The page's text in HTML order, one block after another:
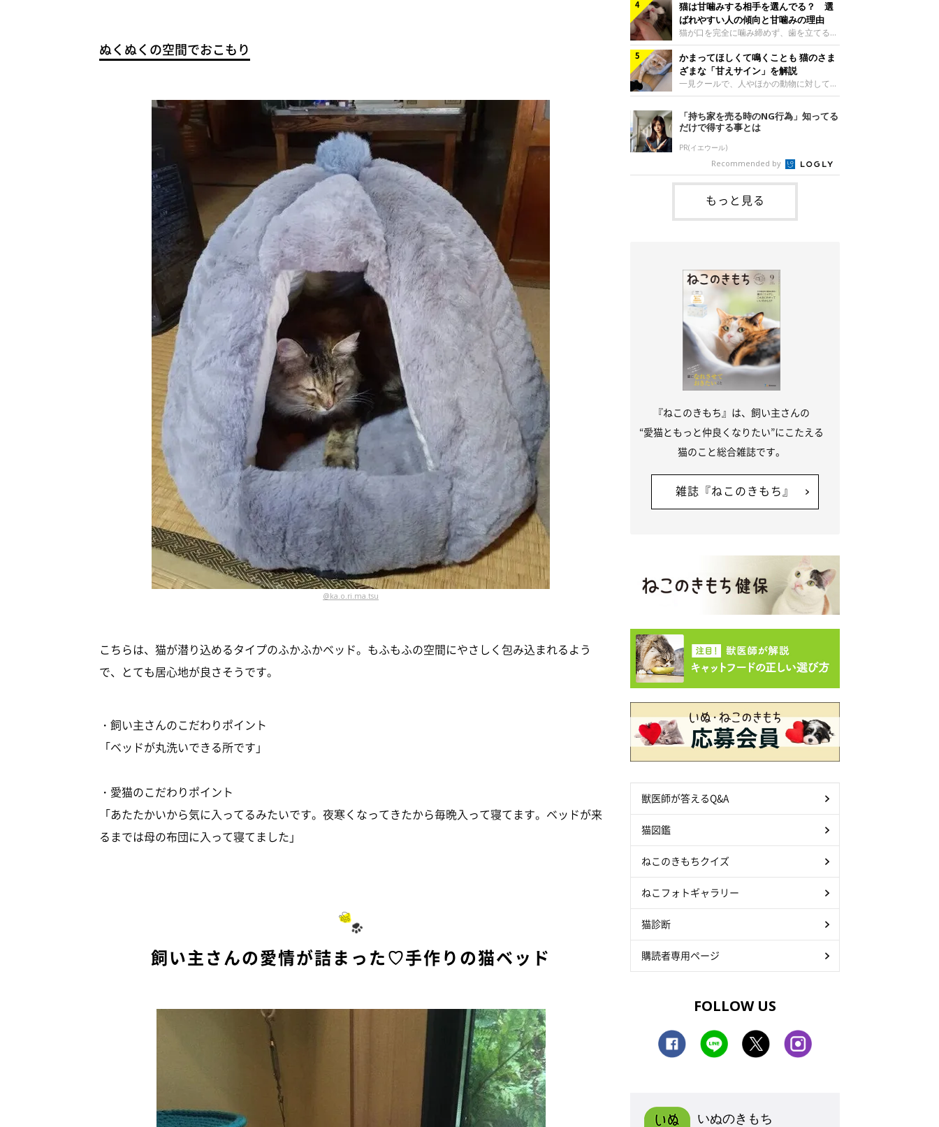
ぬくぬくの空間でおこもり
@ka.o.ri.ma.tsu
こちらは、猫が潜り込めるタイプのふかふかベッド。もふもふの空間にやさしく包み込まれるよう
で、とても居心地が良さそうです。
・飼い主さんのこだわりポイント
「ベッドが丸洗いできる所です」
・愛猫のこだわりポイント
「あたたかいから気に入ってるみたいです。夜寒くなってきたから毎晩入って寝てます。ベッドが来
るまでは母の布団に入って寝てました」
飼い主さんの愛情が詰まった♡手作りの猫ベッド
ルの高さは、猫が飲むときに頭が胃より下
にならないように設定すると飲みやすいで
しょう。首を深く折り曲げずに済むため、
関節や食道への負
などについて、ねこのきもち獣医師相談室
の山口みき先生に伺いました。 鳴き方の
変化だけで判断せず、全身の様子も確認し
てねこのきもち投稿写真ギャラリー猫の鳴
き方が変わったとき、暑さと関係している
ように見えることがあります。 ただ、鳴
き声だけで原因を決めるのは難しく、体調
や環境の変化を
は快適な温度でも、猫にとっては温度が低
すぎることも。暑さ対策と並行して、冷え
すぎ対策もしっかりと行うことが大切で
す。今回は獣医師の重本仁先生に、猫の冷
えすぎを防ぐ4つの対策を教えていただき
ました。（1） 冷房の効いていない部屋に
行き来できるようにするねこのきもち投稿
写真ギャラリー猫が寒いと感じたときに、
ましょう。冷房の効いていない部屋や廊下
へも自由に行き来できるように、ドアは猫
が通れる程度に
猫は甘噛みする相手を選んでる？ 選
ばれやすい人の傾向と甘噛みの理由
猫が口を完全に噛み締めず、歯を立てる程
度に噛む“甘噛み”。遊びやスキンシップの
ときに繰り出すことがありますが、同じ家
族でも噛まれる頻度に違いがあると感じる
ことも。ねこのきもちWEB MAGAZINEで
は、飼い主さんたちにアンケートを実施
し、愛猫が甘噛みする相手を選んでいると
感じる状況を教えてもらいました。また、
ねこのきもち獣医師相談室の原駿太朗先生
には、実際に猫は甘噛みする相手を選んで
いるのか、その真相をお聞きします。約6
割の飼い主さんが「甘噛みする相手を選ん
でいる」と感じていた※2026年5月実施
かまってほしくて鳴くことも 猫のさま
ざまな「甘えサイン」を解説
一見クールで、人やほかの動物に対してあ
まり求めないように見える猫。しかし、実
は甘えん坊な性格の猫も少なくありませ
ん。今回は猫たちが出している“甘えサイ
ン”について、帝京科学大学生命環境学部
アニマルサイエンス学科准教授の加隈良枝
先生に教えていただきました。鳴くのは、
かまってほしいサインねこのきもち投稿写
真ギャラリーもともと、子猫が親猫に対し
てお世話を求めるときに鳴き声を使いま
す。子猫なので「ニャー」よりもややか細
い「ミャア」といった鳴き声になります
「持ち家を売る時のNG行為」知ってる
だけで得する事とは
PR(イエウール)
Recommended by
もっと見る
『ねこのきもち』は、飼い主さんの
“愛猫ともっと仲良くなりたい”にこたえる
猫のこと総合雑誌です。
雑誌『ねこのきもち』
獣医師が答えるQ&A
猫図鑑
ねこのきもちクイズ
ねこフォトギャラリー
猫診断
購読者専用ページ
FOLLOW US
いぬのきもち